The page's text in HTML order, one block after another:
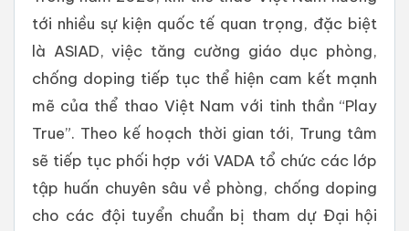
tới nhiều sự kiện quốc tế quan trọng, đặc biệt
là ASIAD, việc tăng cường giáo dục phòng,
chống doping tiếp tục thể hiện cam kết mạnh
mẽ của thể thao Việt Nam với tinh thần “Play
True”. Theo kế hoạch thời gian tới, Trung tâm
sẽ tiếp tục phối hợp với VADA tổ chức các lớp
tập huấn chuyên sâu về phòng, chống doping
cho các đội tuyển chuẩn bị tham dự Đại hội